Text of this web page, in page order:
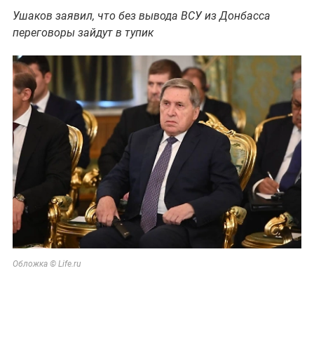
Ушаков заявил, что без вывода ВСУ из Донбасса
переговоры зайдут в тупик
Обложка © Life.ru